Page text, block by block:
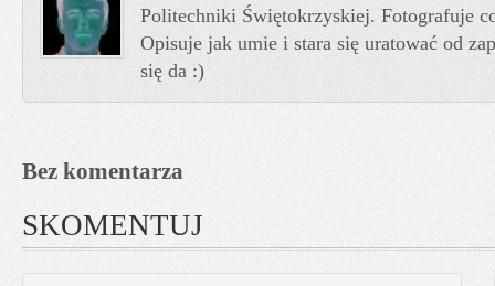
Politechniki Świętokrzyskiej. Fotografuje
Opisuje jak umie i stara się uratować od
się da :)
Bez komentarza
SKOMENTUJ